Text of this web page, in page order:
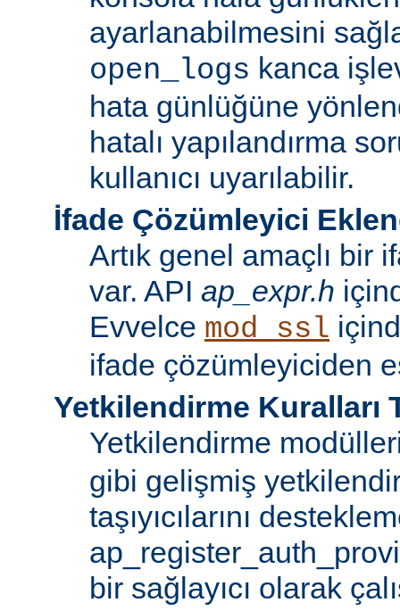
ayarlanabilmesini
open_logs kanca
hata günlüğüne
hatalı yapılandırma
kullanıcı uyarılabilir.
İfade Çözümleyici
Artık genel amaçlı bir
var. API ap_expr.h
Evvelce mod_ssl
ifade çözümleyiciden
Yetkilendirme Kuralları
Yetkilendirme
gibi gelişmiş
taşıyıcılarını
bir sağlayıcı olarak